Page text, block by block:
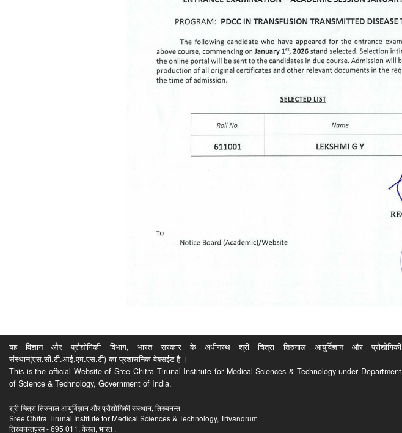
यह विज्ञान और प्रौद्योगिकी विभाग, भारत सरकार के अधीनस्थ श्री चित्रा तिरुनाल आयुर्विज्ञान और प्रौद्योगिकी
संस्थान(एस.सी.टी.आई.एम.एस.टी) का प्रशासनिक वेबसईट है ।
This is the official Website of Sree Chitra Tirunal Institute for Medical Sciences & Technology under Department
of Science & Technology, Government of India.
श्री चित्रा तिरुनाल आयुर्विज्ञान और प्रौद्योगिकी संस्थान, तिरुवनन्त
Sree Chitra Tirunal Institute for Medical Sciences & Technology, Trivandrum
तिरुवनन्तपुरम - 695 011, केरल, भारत .